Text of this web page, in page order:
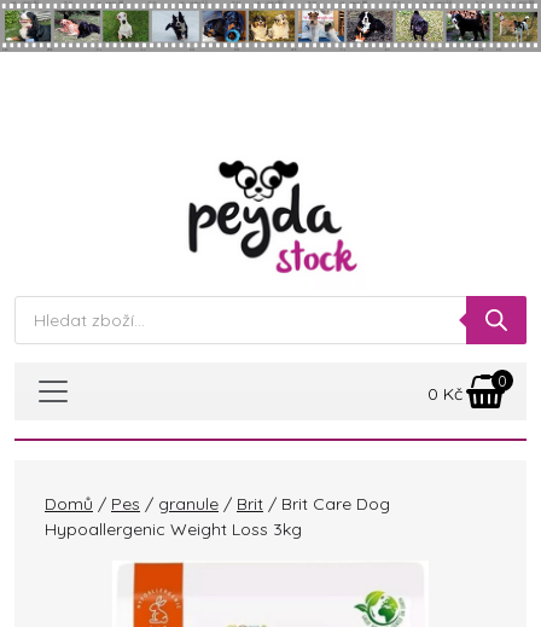
Skip to main content
Products
search
0 Kč
0
Domů / Pes / granule / Brit / Brit Care Dog
Hypoallergenic Weight Loss 3kg